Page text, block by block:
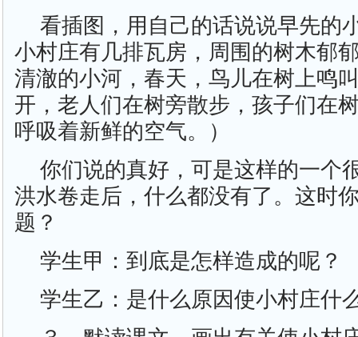
看插图，用自己的话说说早先的
小村庄有几排瓦房，周围的树木郁
清澈的小河，春天，鸟儿在树上鸣
开，老人们在树旁散步，孩子们在
呼吸着新鲜的空气。）
你们说的真好，可是这样的一个
洪水卷走后，什么都没有了。这时
题？
学生甲：到底是怎样造成的呢？
学生乙：是什么原因使小村庄什